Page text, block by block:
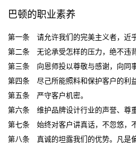
巴顿的职业素养
第一条 请允许我们的完美主义者，近
第二条 无论承受怎样的压力，绝不违
第三条 向恩师投以尊敬与感谢，向同
第四条 尽己所能照料和保护客户的利
第五条 严守客户机密。
第六条 维护品牌设计行业的声誉、尊
第七条 始终对客户讲真话，不忽悠，
第八条 真诚的坦露我们的优势。凡是